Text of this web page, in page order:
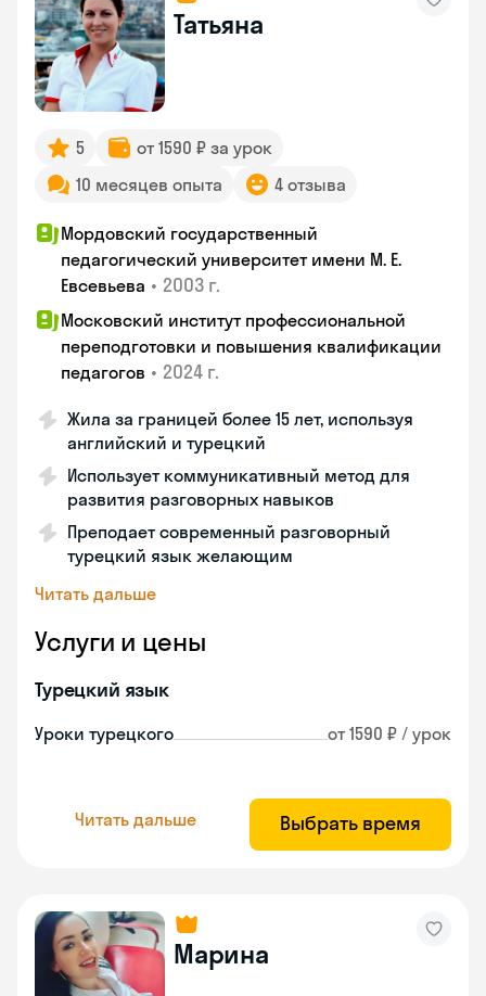
Татьяна
5
от 1590 ₽ за урок
10 месяцев опыта
4 отзыва
Мордовский государственный
педагогический университет имени М. Е.
Евсевьева • 2003 г.
Московский институт профессиональной
переподготовки и повышения квалификации
педагогов • 2024 г.
Жила за границей более 15 лет, используя
английский и турецкий
Использует коммуникативный метод для
развития разговорных навыков
Преподает современный разговорный
турецкий язык желающим
Читать дальше
Услуги и цены
Турецкий язык
Уроки турецкого от 1590 ₽ / урок
Читать дальше Выбрать время
Марина